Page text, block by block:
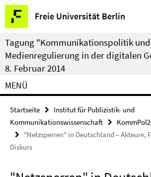
Springe
direkt
zu
Inhalt
Freie Universität Berlin
Service-
Navigation
Tagung "Kommunikationspolitik und
Medienregulierung in der digitalen
8. Februar 2014
MENÜ
Startseite
Institut für Publizistik- und
Kommunikationswissenschaft
"Netzsperren" in Deutschland – Akteure,
Diskurs